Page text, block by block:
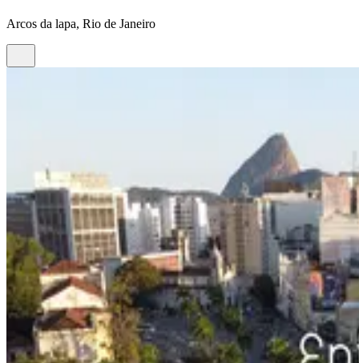
Arcos da lapa, Rio de Janeiro